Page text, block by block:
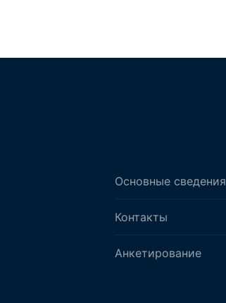
Основные сведения
Контакты
Анкетирование